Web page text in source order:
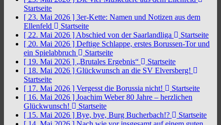
Startseite
[ 23. Mai 2026 ] 3er-Kette: Namen und Notizen aus dem
Ellenfeld
Startseite
[ 22. Mai 2026 ] Abschied von der Saarlandliga
Startseite
[ 20. Mai 2026 ] Deftige Schlappe, erstes Borussen-Tor und
ein Spielabbruch
Startseite
[ 19. Mai 2026 ] „Brutales Ergebnis“
Startseite
[ 18. Mai 2026 ] Glückwunsch an die SV Elversberg!
Startseite
[ 17. Mai 2026 ] Vergesst die Borussia nicht!
Startseite
[ 16. Mai 2026 ] Joachim Weber 80 Jahre – herzlichen
Glückwunsch!
Startseite
[ 15. Mai 2026 ] Bye, bye, Burg Bucherbach!?
Startseite